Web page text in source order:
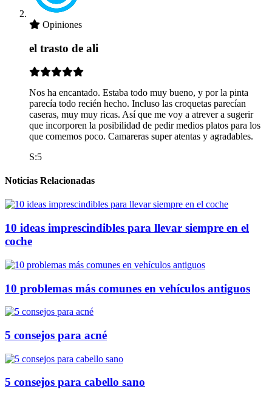
Opiniones
el trasto de ali
Nos ha encantado. Estaba todo muy bueno, y por la pinta
parecía todo recién hecho. Incluso las croquetas parecían
caseras, muy muy ricas. Así que me voy a atrever a sugerir
que incorporen la posibilidad de pedir medios platos para los
que comemos poco. Camareras super atentas y agradables.
S:5
Noticias Relacionadas
10 ideas imprescindibles para llevar siempre en el
coche
10 problemas más comunes en vehículos antiguos
5 consejos para acné
5 consejos para cabello sano